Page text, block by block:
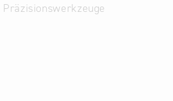
Präzisionswerkzeuge